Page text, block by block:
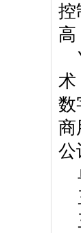
控
高
术
数
商
公